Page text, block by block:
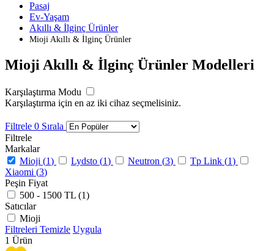
Pasaj
Ev-Yaşam
Akıllı & İlginç Ürünler
Mioji Akıllı & İlginç Ürünler
Mioji Akıllı & İlginç Ürünler Modelleri
Karşılaştırma Modu
Karşılaştırma için en az iki cihaz seçmelisiniz.
Filtrele 0 Sırala
Filtrele
Markalar
Mioji (1) Lydsto (1) Neutron (3) Tp Link (1)
Xiaomi (3)
Peşin Fiyat
500 - 1500 TL (1)
Satıcılar
Mioji
Filtreleri Temizle Uygula
1 Ürün